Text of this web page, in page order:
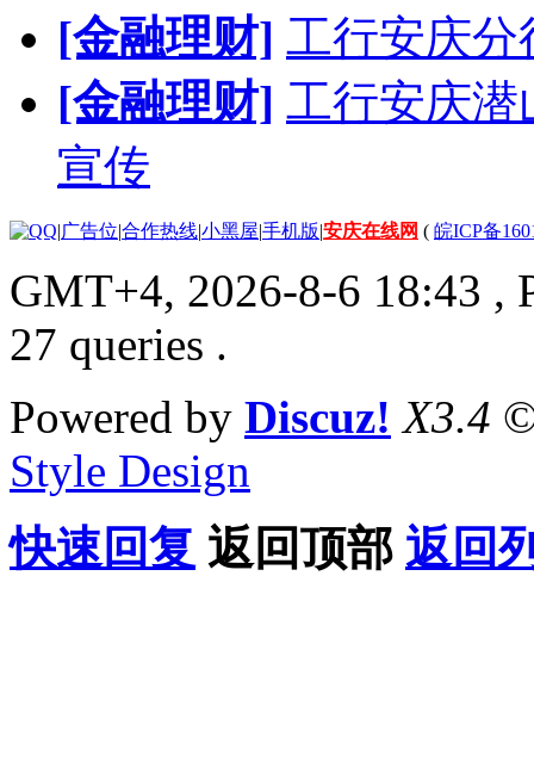
[金融理财] 工行安庆分
[金融理财] 工行安庆潜
宣传
|广告位|合作热线|小黑屋|手机版|安庆在线网 ( 皖ICP备
GMT+4, 2026-8-6 18:43 ,
27 queries .
Powered by Discuz! X3.4
Style Design
快速回复 返回顶部 返回